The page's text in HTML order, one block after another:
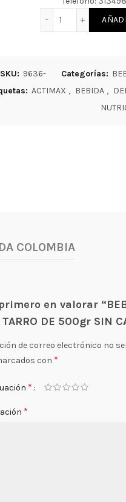
BEBIDA
SKU: 9636- Categorías:
ACTIMAX , BEBIDA ,
COLOMBIA
en valorar
TARRO DE 500gr SIN
de correo electrónico no
con *
*
*